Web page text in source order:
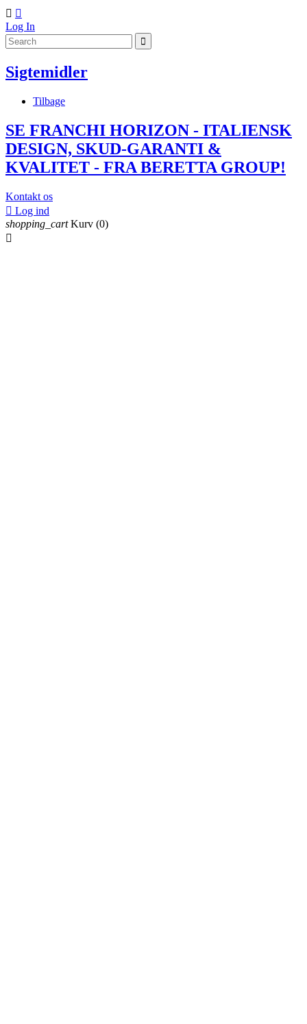
 
Log In
Sigtemidler
Tilbage
SE FRANCHI HORIZON - ITALIENSK
DESIGN, SKUD-GARANTI &
KVALITET - FRA BERETTA GROUP!
Kontakt os
 Log ind
shopping_cart Kurv (0)
